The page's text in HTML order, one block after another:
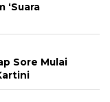
‘Suara
Sore Mulai